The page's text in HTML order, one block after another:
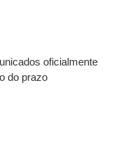
oficialmente
do prazo